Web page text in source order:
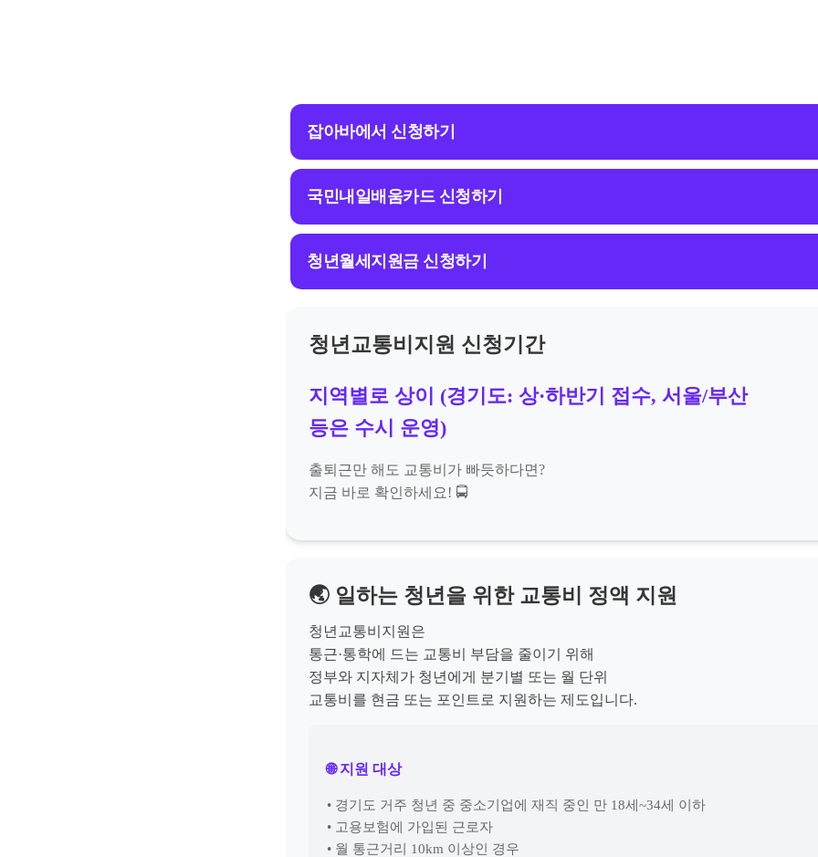
잡아바에서 신청하기
국민내일배움카드 신청하기
청년월세지원금 신청하기
청년교통비지원 신청기간
지역별로 상이 (경기도: 상·하반기 접수, 서울/부산
등은 수시 운영)
출퇴근만 해도 교통비가 빠듯하다면?
지금 바로 확인하세요! 🚍
🌏 일하는 청년을 위한 교통비 정액 지원
청년교통비지원은
통근·통학에 드는 교통비 부담을 줄이기 위해
정부와 지자체가 청년에게 분기별 또는 월 단위
교통비를 현금 또는 포인트로 지원하는 제도입니다.
🌐 지원 대상
• 경기도 거주 청년 중 중소기업에 재직 중인 만 18세~34세 이하
• 고용보험에 가입된 근로자
• 월 통근거리 10km 이상인 경우